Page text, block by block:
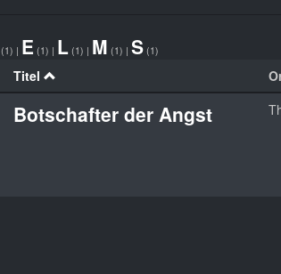
(1) | E (1) | L (1) | M (1) | S (1)
Titel
Botschafter der Angst